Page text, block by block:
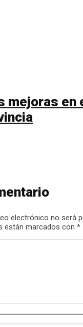
mejoras en
electrónico no será
están marcados con *